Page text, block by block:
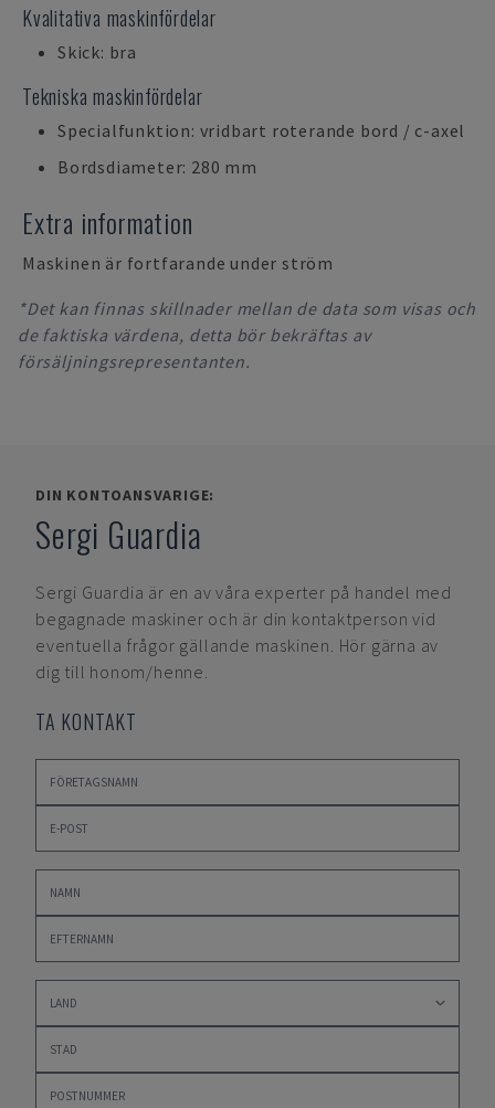
Kvalitativa maskinfördelar
Skick: bra
Tekniska maskinfördelar
Specialfunktion: vridbart roterande bord / c-axel
Bordsdiameter: 280 mm
Extra information
Maskinen är fortfarande under ström
*Det kan finnas skillnader mellan de data som visas och
de faktiska värdena, detta bör bekräftas av
försäljningsrepresentanten.
DIN KONTOANSVARIGE:
Sergi Guardia
Sergi Guardia är en av våra experter på handel med
begagnade maskiner och är din kontaktperson vid
eventuella frågor gällande maskinen. Hör gärna av
dig till honom/henne.
TA KONTAKT